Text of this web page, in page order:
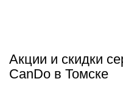
Акции и скидки
CanDo в Томске